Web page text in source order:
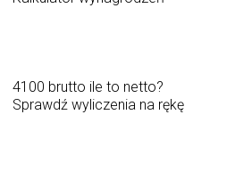
4100 brutto ile to netto?
Sprawdź wyliczenia na rękę